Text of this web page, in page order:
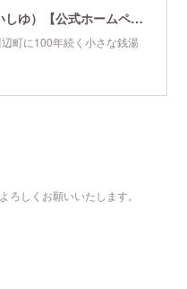
鏡石湯（かがみいしゆ）【公式ホームページ】
町に100年続く小さな銭湯
ろしくお願いいたします。